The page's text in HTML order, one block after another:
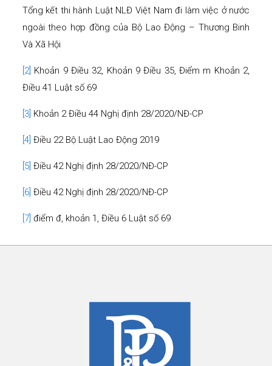
Tổng kết thi hành Luật NLĐ Việt Nam đi làm việc ở nước
ngoài theo hợp đồng của Bộ Lao Động – Thương Binh
Và Xã Hội
[2] Khoản 9 Điều 32, Khoản 9 Điều 35, Điểm m Khoản 2,
Điều 41 Luật số 69
[3] Khoản 2 Điều 44 Nghị định 28/2020/NĐ-CP
[4] Điều 22 Bộ Luật Lao Động 2019
[5] Điều 42 Nghị định 28/2020/NĐ-CP
[6] Điều 42 Nghị định 28/2020/NĐ-CP
[7] điểm đ, khoản 1, Điều 6 Luật số 69